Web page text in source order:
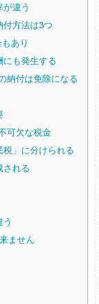
違う
付方法は3つ
あり
にも発生する
納付は免除になる
可欠な税金
」に分けられる
される
ません